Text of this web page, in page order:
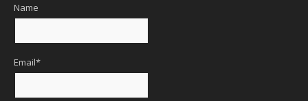
Name
Email*